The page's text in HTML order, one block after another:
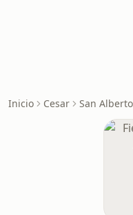
Inicio Cesar San Alberto